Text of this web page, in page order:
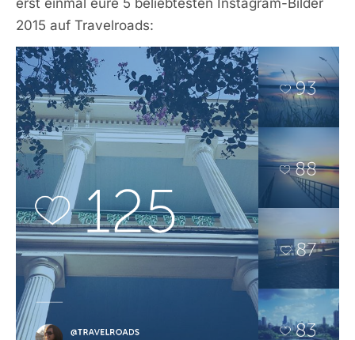
erst einmal eure 5 beliebtesten Instagram-Bilder
2015 auf Travelroads: